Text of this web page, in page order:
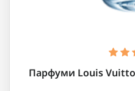
Парфуми Louis